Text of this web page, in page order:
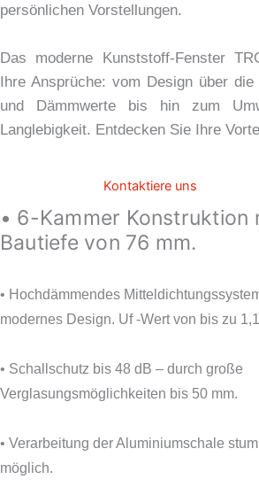
persönlichen Vorstellungen.
Das moderne Kunststoff-Fenster
Ihre Ansprüche: vom Design über
und Dämmwerte bis hin zum
Langlebigkeit. Entdecken Sie Ihre
Kontaktiere uns
• 6-Kammer Konstruktion
Bautiefe von 76 mm.
• Hochdämmendes
modernes Design. Uf -Wert von bis zu
• Schallschutz bis 48 dB – durch große
Verglasungsmöglichkeiten bis 50 mm.
• Verarbeitung der Aluminiumschale
möglich.